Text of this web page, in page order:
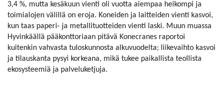
3,4 %, mutta kesäkuun vienti oli vuotta aiempaa heikompi ja
toimialojen välillä on eroja. Koneiden ja laitteiden vienti kasvoi,
kun taas paperi- ja metallituotteiden vienti laski. Muun muassa
Hyvinkäällä pääkonttoriaan pitävä Konecranes raportoi
kuitenkin vahvasta tuloskunnosta alkuvuodelta; liikevaihto kasvoi
ja tilauskanta pysyi korkeana, mikä tukee paikallista teollista
ekosysteemiä ja palveluketjuja.